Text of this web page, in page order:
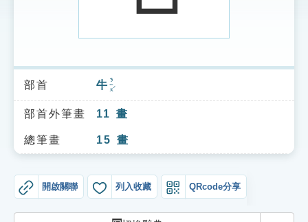
索引選單
知識索引
單字索引
遊戲專區
部首 牛 ㄋㄧㄡˊ
部首外筆畫 11 畫
總筆畫 15 畫
開啟關聯 列入收藏 QRcode分享